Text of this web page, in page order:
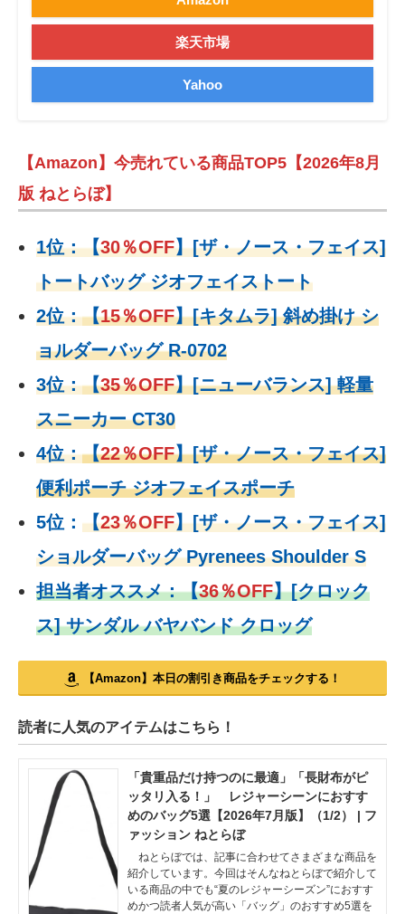
楽天市場
Yahoo
【Amazon】今売れている商品TOP5【2026年8月
版 ねとらぼ】
1位：【30％OFF】[ザ・ノース・フェイス]
トートバッグ ジオフェイストート
2位：【15％OFF】[キタムラ] 斜め掛け シ
ョルダーバッグ R-0702
3位：【35％OFF】[ニューバランス] 軽量
スニーカー CT30
4位：【22％OFF】[ザ・ノース・フェイス]
便利ポーチ ジオフェイスポーチ
5位： 【23％OFF】[ザ・ノース・フェイス]
ショルダーバッグ Pyrenees Shoulder S
担当者オススメ：【36％OFF】[クロック
ス] サンダル バヤバンド クロッグ
【Amazon】本日の割引き商品をチェックする！
読者に人気のアイテムはこちら！
「貴重品だけ持つのに最適」「長財布がピ
ッタリ入る！」 レジャーシーンにおすす
めのバッグ5選【2026年7月版】（1/2） | フ
ァッション ねとらぼ
ねとらぼでは、記事に合わせてさまざまな商品を
紹介しています。今回はそんなねとらぼで紹介して
いる商品の中でも“夏のレジャーシーズン”におすす
めかつ読者人気が高い「バッグ」のおすすめ5選を